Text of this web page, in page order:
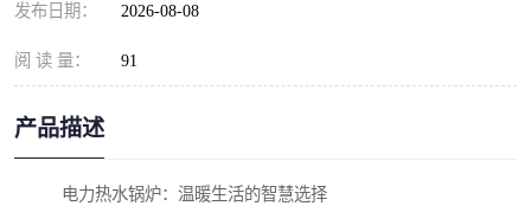
发布日期： 2026-08-08
阅 读 量： 91
产品描述
电力热水锅炉：温暖生活的智慧选择